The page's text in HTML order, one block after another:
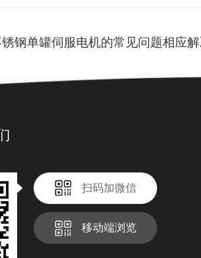
钢单罐伺服电机的常见问题相应
扫码加微信
移动端浏览